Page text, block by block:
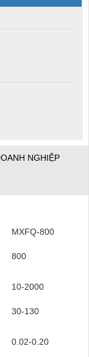
NGHIỆP
MXFQ-800
800
10-2000
30-130
0.02-0.20